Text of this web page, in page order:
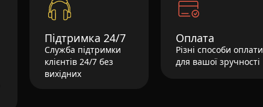
Підтримка 24/7
Служба підтримки
клієнтів 24/7 без
вихідних
Оплата
Різні способи оплати
для вашої зручності